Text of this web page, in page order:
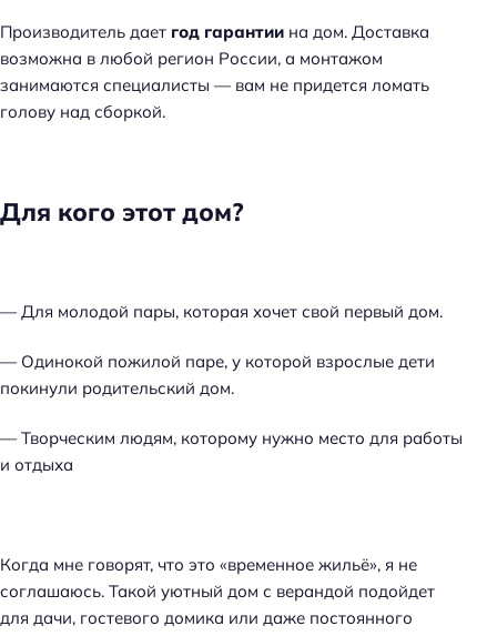
Производитель дает год гарантии на дом. Доставка
возможна в любой регион России, а монтажом
занимаются специалисты — вам не придется ломать
голову над сборкой.
Для кого этот дом?
— Для молодой пары, которая хочет свой первый дом.
— Одинокой пожилой паре, у которой взрослые дети
покинули родительский дом.
— Творческим людям, которому нужно место для работы
и отдыха
Когда мне говорят, что это «временное жильё», я не
соглашаюсь. Такой уютный дом с верандой подойдет
для дачи, гостевого домика или даже постоянного